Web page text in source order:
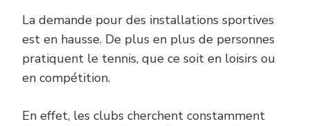
La demande pour des installations sportives
est en hausse. De plus en plus de personnes
pratiquent le tennis, que ce soit en loisirs ou
en compétition.
En effet, les clubs cherchent constamment